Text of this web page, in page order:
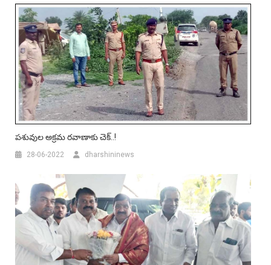
పశువుల అక్రమ రవాణాకు చెక్..!
28-06-2022 dharshininews